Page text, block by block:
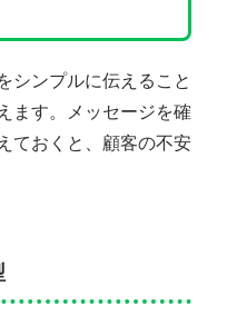
シンプルに伝えること
ます。メッセージを確
ておくと、顧客の不安